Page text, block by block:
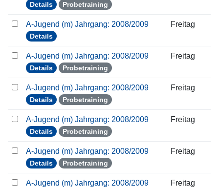
Details Probetraining
A-Jugend (m) Jahrgang: 2008/2009
Details
Freitag
A-Jugend (m) Jahrgang: 2008/2009
Details Probetraining
Freitag
A-Jugend (m) Jahrgang: 2008/2009
Details Probetraining
Freitag
A-Jugend (m) Jahrgang: 2008/2009
Details Probetraining
Freitag
A-Jugend (m) Jahrgang: 2008/2009
Details Probetraining
Freitag
A-Jugend (m) Jahrgang: 2008/2009 Freitag